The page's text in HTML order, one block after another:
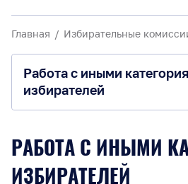
Главная Избирательные
Работа с иными
избирателей
Анонсы и информация
РАБОТА С ИНЫМИ
ИЗБИРАТЕЛЕЙ